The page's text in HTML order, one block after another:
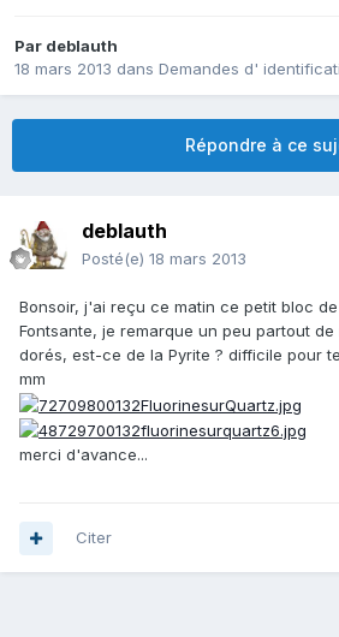
Par deblauth
18 mars 2013 dans Demandes d'
Répondre à ce
deblauth
Posté(e) 18 mars 2013
Bonsoir, j'ai reçu ce matin ce petit bloc
Fontsante, je remarque un peu partout
dorés, est-ce de la Pyrite ? difficile pour
mm
merci d'avance...
Citer